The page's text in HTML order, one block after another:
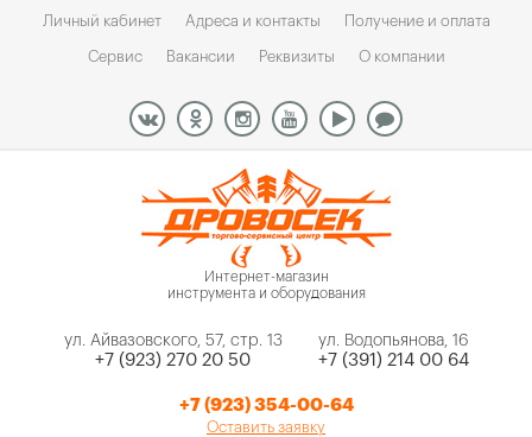
Личный кабинет Адреса и контакты Получение и оплата
Сервис Вакансии Реквизиты О компании
Интернет-магазин
инструмента и оборудования
ул. Айвазовского, 57, стр. 13
+7 (923) 270 20 50
ул. Водопьянова, 16
+7 (391) 214 00 64
+7 (923) 354-00-64
Оставить заявку